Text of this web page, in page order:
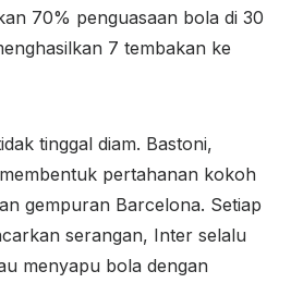
70% penguasaan bola di 30
7 tembakan ke
tinggal diam. Bastoni,
pertahanan kokoh
gempuran Barcelona. Setiap
serangan, Inter selalu
menyapu bola dengan